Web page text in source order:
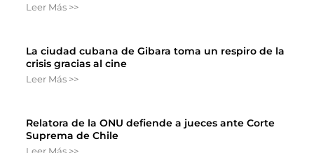
Leer Más >>
La ciudad cubana de Gibara toma un respiro de la
crisis gracias al cine
Leer Más >>
Relatora de la ONU defiende a jueces ante Corte
Suprema de Chile
Leer Más >>